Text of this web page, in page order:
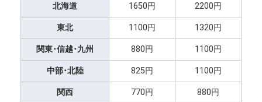
北海道 1650円 2200円
東北 1100円 1320円
関東･信越･九州 880円 1100円
中部･北陸 825円 1100円
関西 770円 880円